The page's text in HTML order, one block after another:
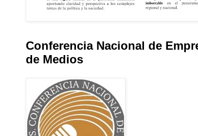
Conferencia Nacional de
de Medios